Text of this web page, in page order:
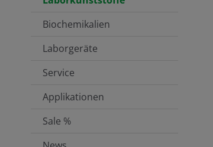
Biochemikalien
Laborgeräte
Service
Applikationen
Sale %